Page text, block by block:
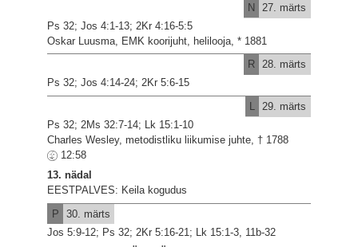
N
27. märts
Ps 32; Jos 4:1-13; 2Kr 4:16-5:5
Oskar Luusma, EMK koorijuht, helilooja, * 1881
R 28. märts
Ps 32; Jos 4:14-24; 2Kr 5:6-15
29. märts
Ps 32; 2Ms 32:7-14; Lk 15:1-10
Charles Wesley, metodistliku liikumise juhte, † 1788
12:58
13. nädal
EESTPALVES: Keila kogudus
P
30. märts
Jos 5:9-12; Ps 32; 2Kr 5:16-21; Lk 15:1-3, 11b-32